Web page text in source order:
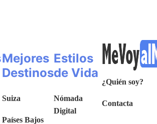
Mejores
Destinos
Suiza
Países Bajos
Estilos
de Vida
Nómada
Digital
¿Quién soy?
Contacta